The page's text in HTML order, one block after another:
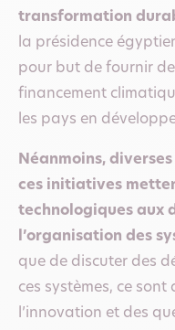
transformation
la présidence
pour but de fournir
financement
les pays en
Néanmoins,
ces initiatives
technologiques aux
l’organisation des
que de discuter des
ces systèmes, ce sont
l’innovation et des